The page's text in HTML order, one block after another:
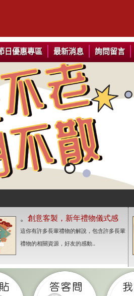
日優惠專區 最新消息 詢問留言
。 創意客製，新年禮物儀式感
這你有許多長輩禮物的解說，包含許多長輩
禮物的相關資源，好友的感動..